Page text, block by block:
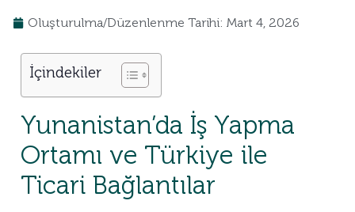
Oluşturulma/Düzenlenme Tarihi: Mart 4, 2026
İçindekiler
Yunanistan’da İş Yapma
Ortamı ve Türkiye ile
Ticari Bağlantılar